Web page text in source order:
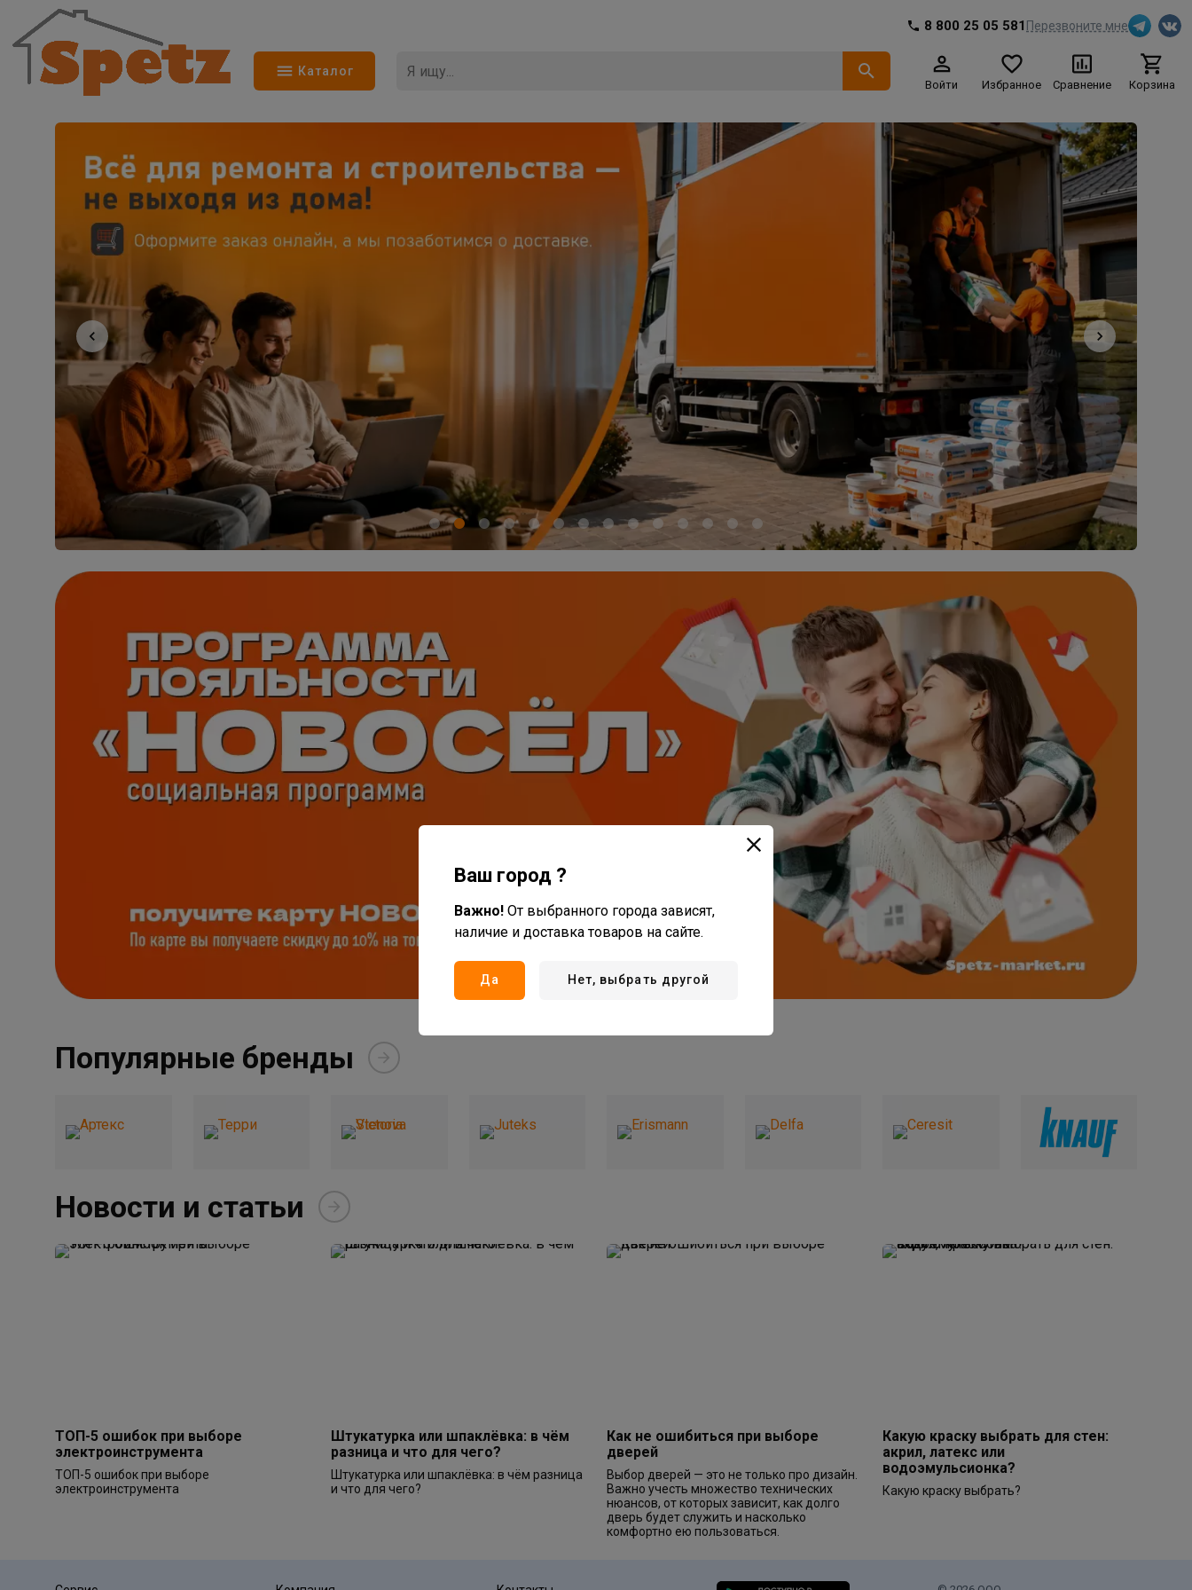
8 800 25 05 581 Перезвоните мне
Каталог
Войти Избранное Сравнение Корзина
Популярные бренды
Новости и статьи
ТОП-5 ошибок при выборе
электроинструмента
ТОП-5 ошибок при выборе
электроинструмента
Штукатурка или шпаклёвка: в чём
разница и что для чего?
Штукатурка или шпаклёвка: в чём разница
и что для чего?
Как не ошибиться при выборе
дверей
Выбор дверей — это не только про дизайн.
Важно учесть множество технических
нюансов, от которых зависит, как долго
дверь будет служить и насколько
комфортно ею пользоваться.
Какую краску выбрать для стен:
акрил, латекс или
водоэмульсионка?
Какую краску выбрать?
Ваш город ?
Важно! От выбранного города зависят,
наличие и доставка товаров на сайте.
Да Нет, выбрать другой